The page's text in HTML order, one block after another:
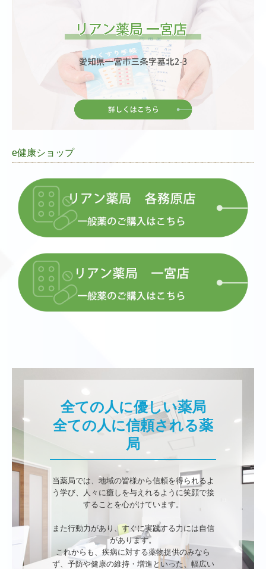
イベント健康教室 」をご覧ください。
■2024/4/15
リアン薬局一宮店で2024年6月6日（木）に健康教室を開
イベント健康教室」をご覧ください。
リアン薬局一宮店で2024年２月１日（木）に健康教室を
詳細は「イベント健康教室
■2023/08/22
時に対応できる体制の構築を図っています。
■2022/10/27
オンライン資格確認ができるようになりました。
リアン薬局 一宮店では無料抗原検査を行なっておりま
す。
4月末までで愛知県在住の方でしたら無料で行えますの
感染が気になる方はお気軽にリアン薬局 一宮店までお
電話下さい。
※予約枠に限りがあり、完全予約制となっておりますの
でよろしくお願いいたします。
リアン薬局 一宮店第9回健康教室のお知らせ 当日の様
子を掲載いたしました。
詳細は「
イベント健康教室」をご覧ください。
e健康ショップ
全ての人に優しい薬局
全ての人に信頼される薬
局
当薬局では、地域の皆様から信頼を得られるよ
う学び、人々に癒しを与えれるように笑顔で接
することを心がけています。
また行動力があり、すぐに実践する力には自信
があります。
これからも、疾病に対する薬物提供のみなら
ず、予防や健康の維持・増進といった、幅広い